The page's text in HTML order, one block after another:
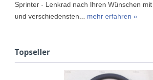
Sprinter - Lenkrad nach Ihren Wünschen
und verschiedensten... mehr erfahren »
Topseller